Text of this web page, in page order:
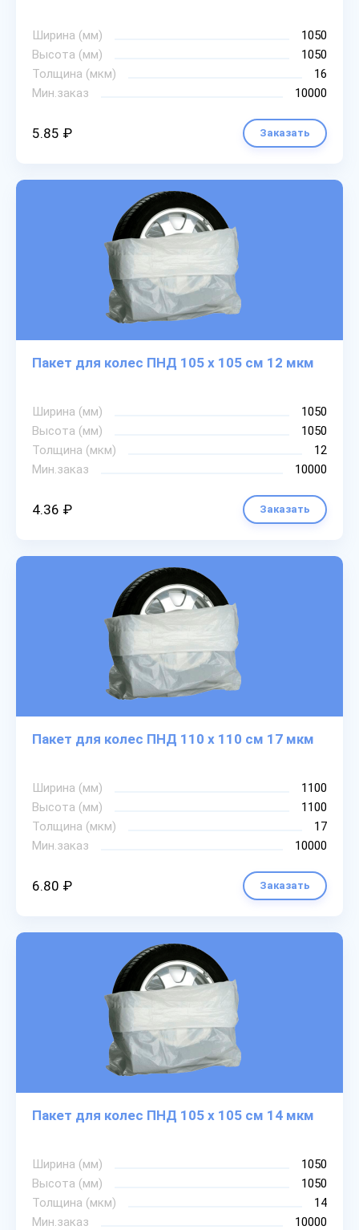
Ширина (мм)
1050
Высота (мм)
1050
Толщина (мкм)
16
Мин.заказ
10000
5.85 ₽ Заказать
Пакет для колес ПНД 105 х 105 см 12 мкм
Ширина (мм)
1050
Высота (мм)
1050
Толщина (мкм)
12
Мин.заказ
10000
4.36 ₽ Заказать
Пакет для колес ПНД 110 х 110 см 17 мкм
Ширина (мм)
1100
Высота (мм)
1100
Толщина (мкм)
17
Мин.заказ
10000
6.80 ₽ Заказать
Пакет для колес ПНД 105 х 105 см 14 мкм
Ширина (мм)
1050
Высота (мм)
1050
Толщина (мкм)
14
Мин.заказ
10000